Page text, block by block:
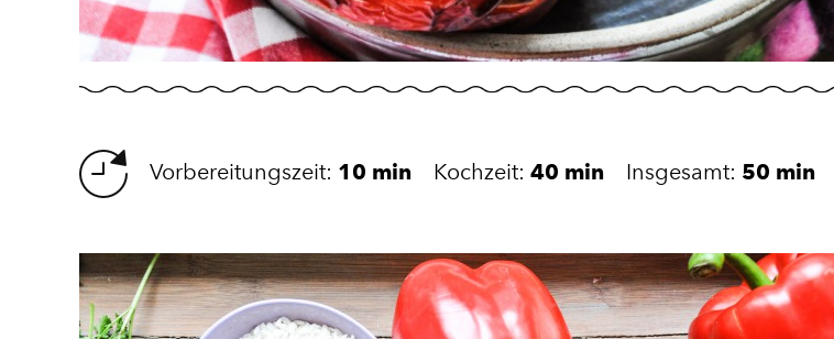
Vorbereitungszeit: 10 min Kochzeit: 40 min Insgesamt: 50 min